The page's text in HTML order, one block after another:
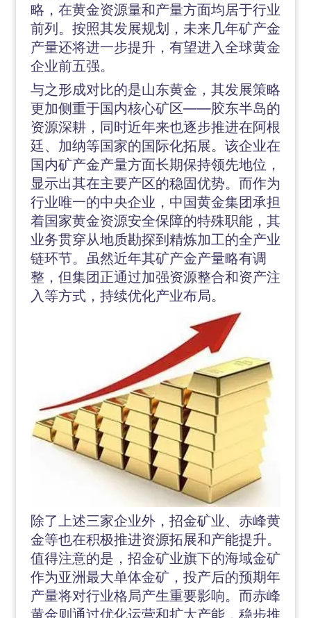
略，在黄金资源量和产量方面均居于行业
前列。按照其发展规划，未来几年矿产金
产量还将进一步提升，有望进入全球黄金
企业前五强。
与之形成对比的是山东黄金，其发展策略
更加侧重于国内核心矿区——胶东半岛的
资源深耕，同时近年来也逐步推进在阿根
廷、加纳等国家的国际化拓展。该企业在
国内矿产金产量方面长期保持领先地位，
显示出其在主要产区的稳固优势。而作为
行业唯一的中央企业，中国黄金集团承担
着国家黄金资源安全保障的特殊职能，其
业务贯穿从地质勘探到精炼加工的全产业
链环节。虽然近年其矿产金产量略有调
整，但集团正通过加强资源整合和资产注
入等方式，持续优化产业布局。
除了上述三家企业外，招金矿业、赤峰黄
金等也在积极推进资源拓展和产能提升。
值得注意的是，招金矿业旗下的海域金矿
作为亚洲最大单体金矿，投产后的预期年
产量将对行业格局产生重要影响。而赤峰
黄金则通过优化运营和扩大产能，稳步推